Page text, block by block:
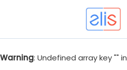
Warning: Undefined array key "" in